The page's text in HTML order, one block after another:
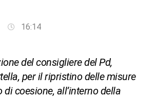
16:14
del consigliere del Pd,
per il ripristino delle misure
di coesione, all’interno della